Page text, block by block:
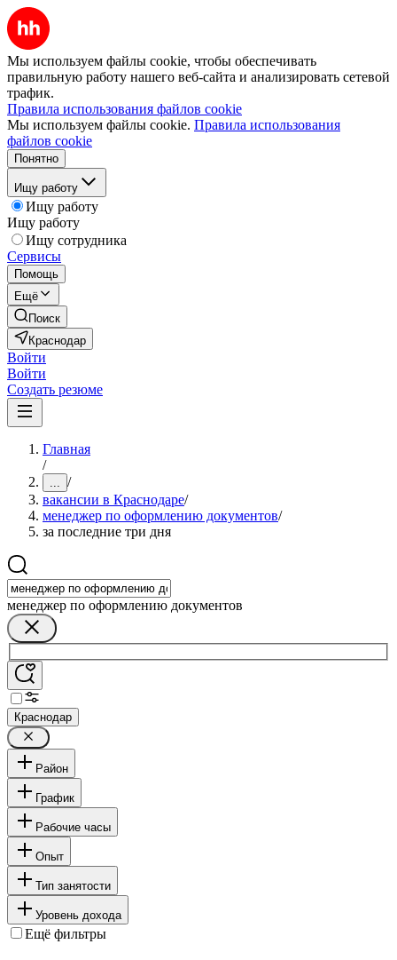
Мы используем файлы cookie, чтобы обеспечивать
правильную работу нашего веб-сайта и анализировать сетевой
трафик.
Правила использования файлов cookie
Мы используем файлы cookie. Правила использования
файлов cookie
Понятно
Ищу работу
Ищу работу
Ищу работу
Ищу сотрудника
Сервисы
Помощь
Ещё
Поиск
Краснодар
Войти
Войти
Создать резюме
Главная
/
... /
вакансии в Краснодаре/
менеджер по оформлению документов/
за последние три дня
менеджер по оформлению документов
Краснодар
Район
График
Рабочие часы
Опыт
Тип занятости
Уровень дохода
Ещё фильтры